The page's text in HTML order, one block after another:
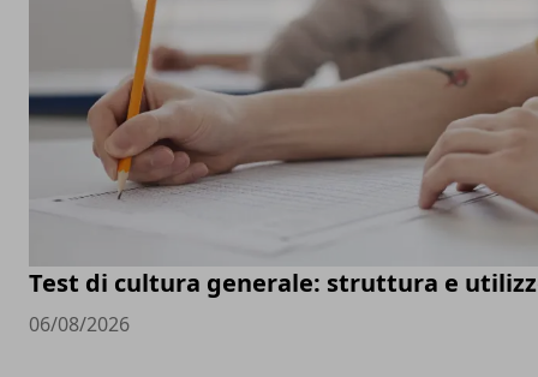
Test di cultura generale: struttura e
06/08/2026